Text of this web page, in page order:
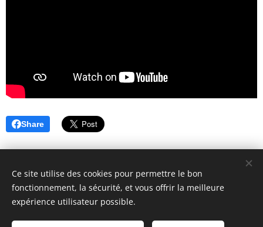
Share
© 2018 ASAFI : 12 Place du Caquet, 93200 Saint-Denis. Tous
Ce site utilise des cookies pour permettre le bon
fonctionnement, la sécurité, et vous offrir la meilleure
expérience utilisateur possible.